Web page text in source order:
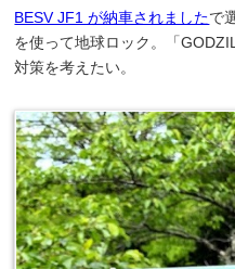
BESV JF1 が納車されましたで
を使って地球ロック。「
対策を考えたい。